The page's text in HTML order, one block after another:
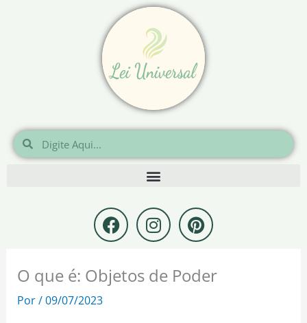
Pesquisar
Pesquisar
F
a
c
e
b
I
n
s
t
a
P
i
n
t
e
O que é: Objetos de Poder
Por/09/07/2023